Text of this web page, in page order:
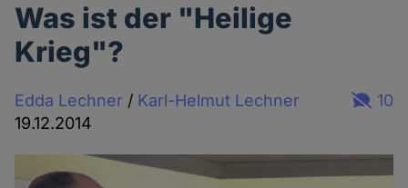
Was ist der "Heilige
Krieg"?
Edda Lechner / Karl-Helmut Lechner
19.12.2014
10